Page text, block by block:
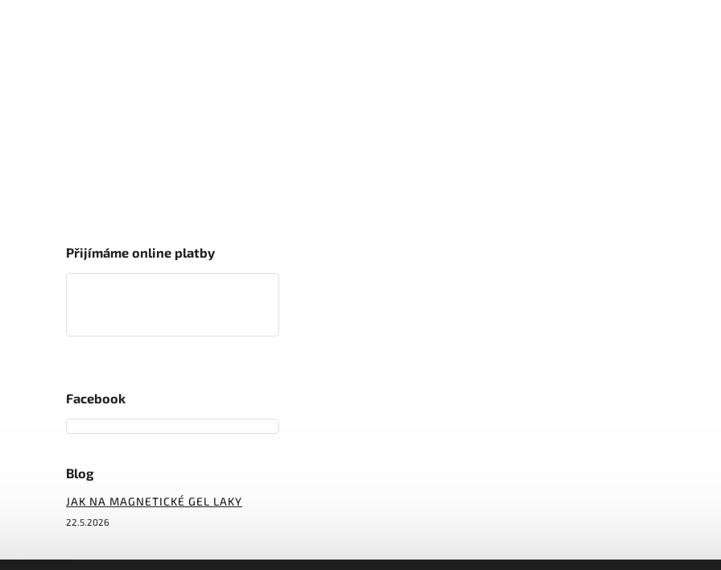
Přijímáme online platby
Facebook
Blog
JAK NA MAGNETICKÉ GEL LAKY
22.5.2026